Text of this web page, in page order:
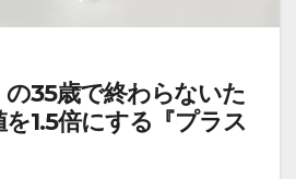
の35歳で終わらないた
1.5倍にする『プラス